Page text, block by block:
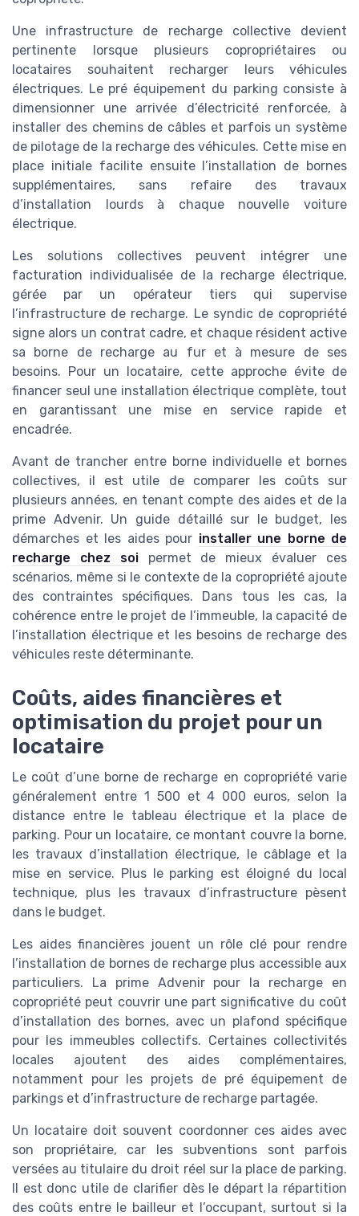
Une infrastructure de recharge collective devient
pertinente lorsque plusieurs copropriétaires ou
locataires souhaitent recharger leurs véhicules
électriques. Le pré équipement du parking consiste à
dimensionner une arrivée d’électricité renforcée, à
installer des chemins de câbles et parfois un système
de pilotage de la recharge des véhicules. Cette mise en
place initiale facilite ensuite l’installation de bornes
supplémentaires, sans refaire des travaux
d’installation lourds à chaque nouvelle voiture
électrique.
Les solutions collectives peuvent intégrer une
facturation individualisée de la recharge électrique,
gérée par un opérateur tiers qui supervise
l’infrastructure de recharge. Le syndic de copropriété
signe alors un contrat cadre, et chaque résident active
sa borne de recharge au fur et à mesure de ses
besoins. Pour un locataire, cette approche évite de
financer seul une installation électrique complète, tout
en garantissant une mise en service rapide et
encadrée.
Avant de trancher entre borne individuelle et bornes
collectives, il est utile de comparer les coûts sur
plusieurs années, en tenant compte des aides et de la
prime Advenir. Un guide détaillé sur le budget, les
démarches et les aides pour installer une borne de
recharge chez soipermet de mieux évaluer ces
scénarios, même si le contexte de la copropriété ajoute
des contraintes spécifiques. Dans tous les cas, la
cohérence entre le projet de l’immeuble, la capacité de
l’installation électrique et les besoins de recharge des
véhicules reste déterminante.
Coûts, aides financières et
optimisation du projet pour un
locataire
Le coût d’une borne de recharge en copropriété varie
généralement entre 1 500 et 4 000 euros, selon la
distance entre le tableau électrique et la place de
parking. Pour un locataire, ce montant couvre la borne,
les travaux d’installation électrique, le câblage et la
mise en service. Plus le parking est éloigné du local
technique, plus les travaux d’infrastructure pèsent
dans le budget.
Les aides financières jouent un rôle clé pour rendre
l’installation de bornes de recharge plus accessible aux
particuliers. La prime Advenir pour la recharge en
copropriété peut couvrir une part significative du coût
d’installation des bornes, avec un plafond spécifique
pour les immeubles collectifs. Certaines collectivités
locales ajoutent des aides complémentaires,
notamment pour les projets de pré équipement de
parkings et d’infrastructure de recharge partagée.
Un locataire doit souvent coordonner ces aides avec
son propriétaire, car les subventions sont parfois
versées au titulaire du droit réel sur la place de parking.
Il est donc utile de clarifier dès le départ la répartition
des coûts entre le bailleur et l’occupant, surtout si la